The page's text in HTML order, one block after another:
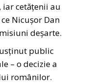
cetățenii au
Nicușor Dan
deșarte.
public
– o decizie a
românilor.